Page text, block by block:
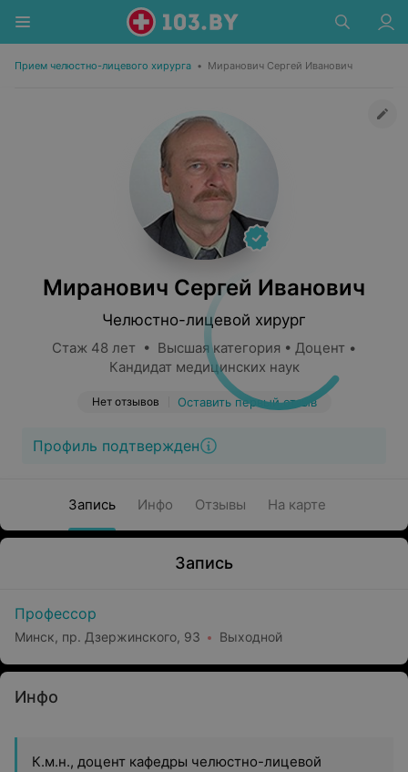
Прием челюстно-лицевого хирурга • Миранович Сергей Иванович
Миранович Сергей Иванович
Челюстно-лицевой хирург
Стаж 48 лет • Высшая категория • Доцент •
Кандидат медицинских наук
Нет отзывов Оставить первый отзыв
Профиль подтвержден
Запись Инфо Отзывы На карте
Запись
Профессор
Минск, пр. Дзержинского, 93 Выходной
Инфо
К.м.н., доцент кафедры челюстно-лицевой